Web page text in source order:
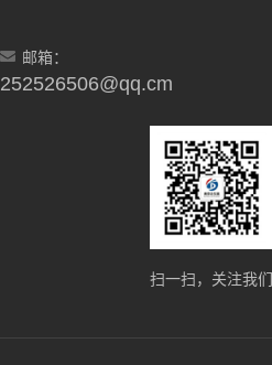
邮箱：
252526506@qq.cm
扫一扫，关注我们